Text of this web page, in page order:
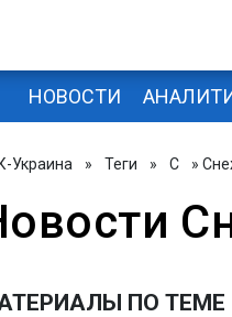
НОВОСТИ
Украина » Теги » С »
ПО ТЕМЕ